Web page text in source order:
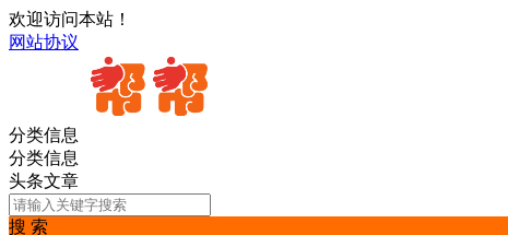
欢迎访问本站！
网站协议
分类信息
分类信息
头条文章
搜 索